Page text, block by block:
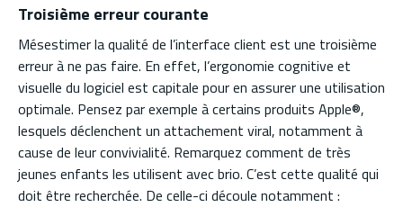
Troisième erreur courante
Mésestimer la qualité de l’interface client est une troisième
erreur à ne pas faire. En effet, l’ergonomie cognitive et
visuelle du logiciel est capitale pour en assurer une utilisation
optimale. Pensez par exemple à certains produits Apple®,
lesquels déclenchent un attachement viral, notamment à
cause de leur convivialité. Remarquez comment de très
jeunes enfants les utilisent avec brio. C’est cette qualité qui
doit être recherchée. De celle-ci découle notamment :